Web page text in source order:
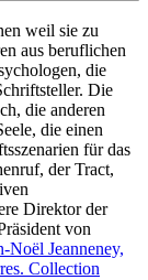
weil sie zu
aus beruflichen
die
Die
die anderen
die einen
für das
der Tract,
Direktor der
von
Noël Jeanneney,
Collection